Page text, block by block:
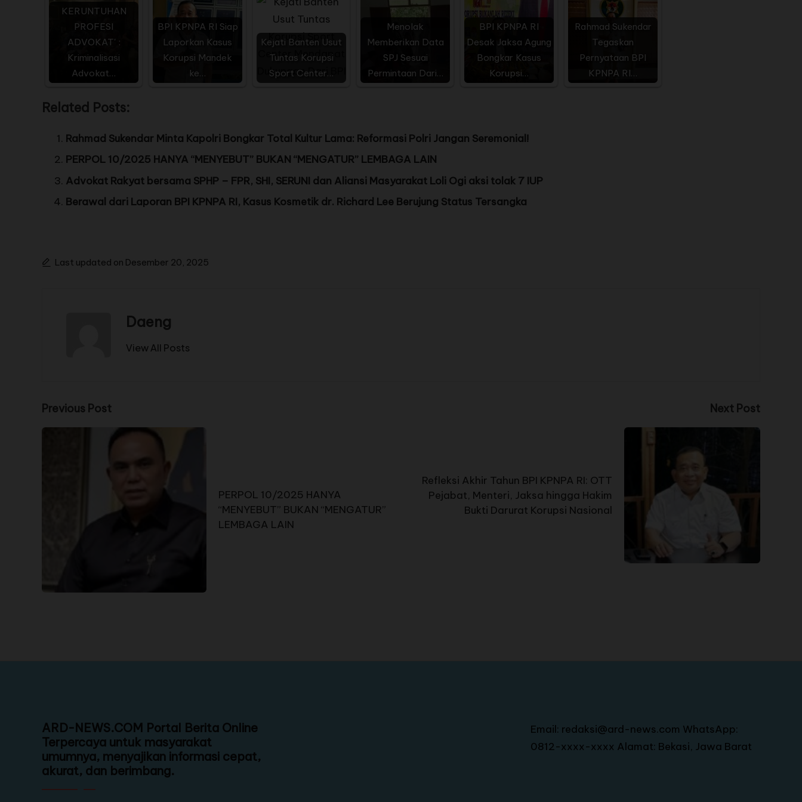
KERUNTUHAN
PROFESI
ADVOKAT' :
Kriminalisasi
Advokat…
BPI KPNPA RI Siap
Laporkan Kasus
Korupsi Mandek
ke…
Kejati Banten Usut
Tuntas Korupsi
Sport Center…
Menolak
Memberikan Data
SPJ Sesuai
Permintaan Dari…
BPI KPNPA RI
Desak Jaksa Agung
Bongkar Kasus
Korupsi…
Rahmad Sukendar
Tegaskan
Pernyataan BPI
KPNPA RI…
Related Posts:
Rahmad Sukendar Minta Kapolri Bongkar Total Kultur Lama: Reformasi Polri Jangan Seremonial!
PERPOL 10/2025 HANYA “MENYEBUT” BUKAN “MENGATUR” LEMBAGA LAIN
Advokat Rakyat bersama SPHP – FPR, SHI, SERUNI dan Aliansi Masyarakat Loli Ogi aksi tolak 7 IUP
Berawal dari Laporan BPI KPNPA RI, Kasus Kosmetik dr. Richard Lee Berujung Status Tersangka
Last updated on Desember 20, 2025
Daeng
View All Posts
Previous Post
PERPOL 10/2025 HANYA
“MENYEBUT” BUKAN “MENGATUR”
LEMBAGA LAIN
Next Post
Refleksi Akhir Tahun BPI KPNPA RI: OTT
Pejabat, Menteri, Jaksa hingga Hakim
Bukti Darurat Korupsi Nasional
ARD-NEWS.COM Portal Berita Online
Terpercaya untuk masyarakat
umumnya, menyajikan informasi cepat,
akurat, dan berimbang.
Email: redaksi@ard-news.com WhatsApp:
0812-xxxx-xxxx Alamat: Bekasi, Jawa Barat